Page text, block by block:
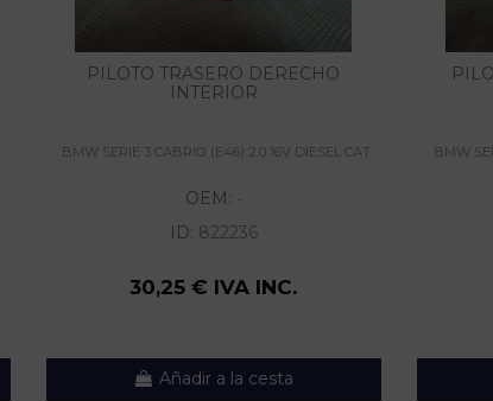
PILOTO TRASERO DERECHO
INTERIOR
BMW SERIE 3 CABRIO (E46) 2.0 16V DIESEL CAT
OEM: -
ID: 822236
30,25 € IVA INC.
Añadir a la cesta
BMW